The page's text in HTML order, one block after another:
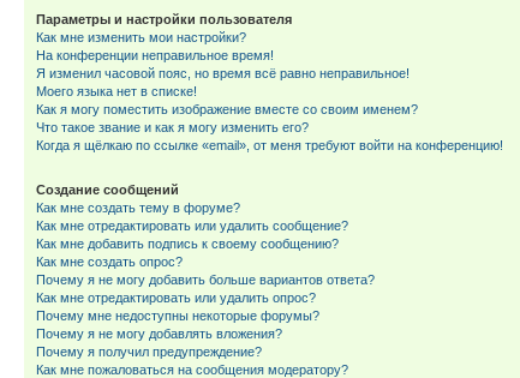
Параметры и настройки пользователя
Как мне изменить мои настройки?
На конференции неправильное время!
Я изменил часовой пояс, но время всё равно неправильное!
Моего языка нет в списке!
Как я могу поместить изображение вместе со своим именем?
Что такое звание и как я могу изменить его?
Когда я щёлкаю по ссылке «email», от меня требуют войти на конференцию!
Создание сообщений
Как мне создать тему в форуме?
Как мне отредактировать или удалить сообщение?
Как мне добавить подпись к своему сообщению?
Как мне создать опрос?
Почему я не могу добавить больше вариантов ответа?
Как мне отредактировать или удалить опрос?
Почему мне недоступны некоторые форумы?
Почему я не могу добавлять вложения?
Почему я получил предупреждение?
Как мне пожаловаться на сообщения модератору?